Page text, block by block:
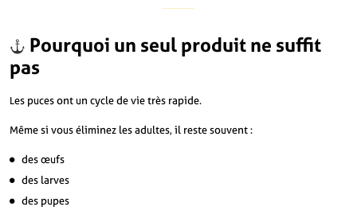
Pourquoi un seul produit ne suffit
pas
Les puces ont un cycle de vie très rapide.
Même si vous éliminez les adultes, il reste souvent :
des œufs
des larves
des pupes